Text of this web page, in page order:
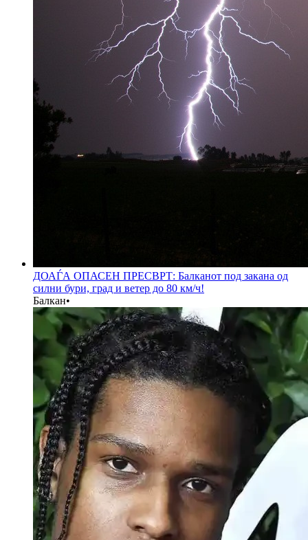
ДОАЃА ОПАСЕН ПРЕСВРТ: Балканот под закана од
силни бури, град и ветер до 80 км/ч!
Балкан•